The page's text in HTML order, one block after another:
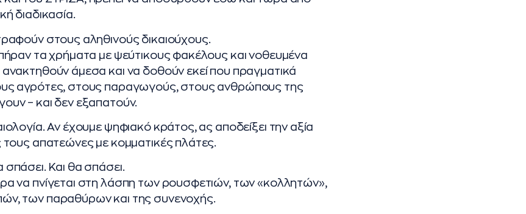
διαδικασία.
στους αληθινούς δικαιούχους.
τα χρήματα με ψεύτικους φακέλους και νοθευμένα
άμεσα και να δοθούν εκεί που πραγματικά
αγρότες, στους παραγωγούς, στους ανθρώπους της
– και δεν εξαπατούν.
Αν έχουμε ψηφιακό κράτος, ας αποδείξει την αξία
τους απατεώνες με κομματικές πλάτες.
Και θα σπάσει.
να πνίγεται στη λάσπη των ρουσφετιών, των «κολλητών»,
των παραθύρων και της συνενοχής.